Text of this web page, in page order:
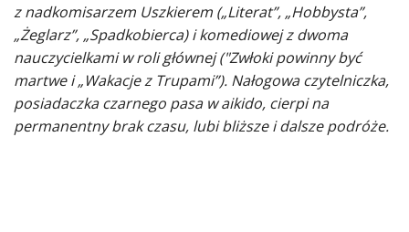
z nadkomisarzem Uszkierem („Literat”, „Hobbysta”,
„Żeglarz”, „Spadkobierca) i komediowej z dwoma
nauczycielkami w roli głównej ("Zwłoki powinny być
martwe i „Wakacje z Trupami”). Nałogowa czytelniczka,
posiadaczka czarnego pasa w aikido, cierpi na
permanentny brak czasu, lubi bliższe i dalsze podróże.